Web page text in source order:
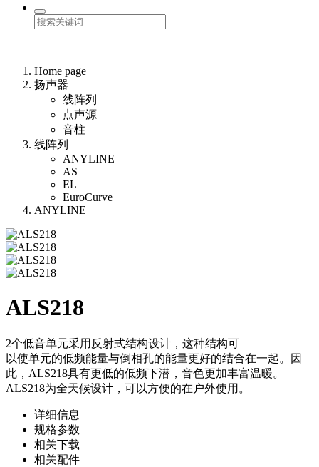
Home page
扬声器
线阵列
点声源
音柱
线阵列
ANYLINE
AS
EL
EuroCurve
ANYLINE
ALS218
2个低音单元采用反射式结构设计，这种结构可
以使单元的低频能量与倒相孔的能量更好的结合在一起。因
此，ALS218具有更低的低频下潜，音色更加丰富温暖。
ALS218为全天候设计，可以方便的在户外使用。
详细信息
规格参数
相关下载
相关配件